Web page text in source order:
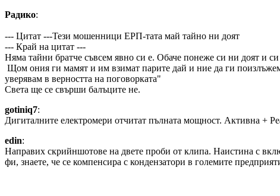
Радико:
--- Цитат ---Тези мошенници ЕРП-тата май тайно ни доят
--- Край на цитат ---
Няма тайни братче съвсем явно си е. Обаче понеже си ни доят и
Щом ония ги мамят и им взимат парите дай и ние да ги
уверявам в верността на поговорката"
Света ще се свърши балъците не.
gotiniq7:
Дигиталните електромери отчитат пълната мощност. Активна +
edin:
Направих скрийншотове на двете проби от клипа. Наистина с
фи, знаете, че се компенсира с кондензатори в големите